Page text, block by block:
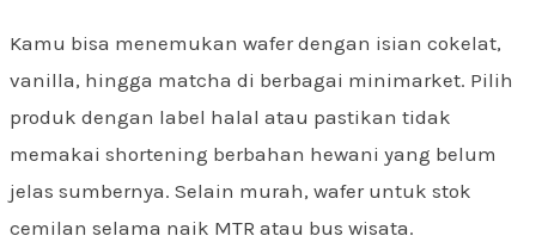
Kamu bisa menemukan wafer dengan isian cokelat,
vanilla, hingga matcha di berbagai minimarket. Pilih
produk dengan label halal atau pastikan tidak
memakai shortening berbahan hewani yang belum
jelas sumbernya. Selain murah, wafer untuk stok
cemilan selama naik MTR atau bus wisata.